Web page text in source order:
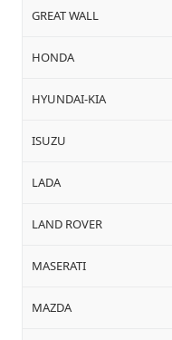
GREAT WALL
HONDA
HYUNDAI-KIA
ISUZU
LADA
LAND ROVER
MASERATI
MAZDA